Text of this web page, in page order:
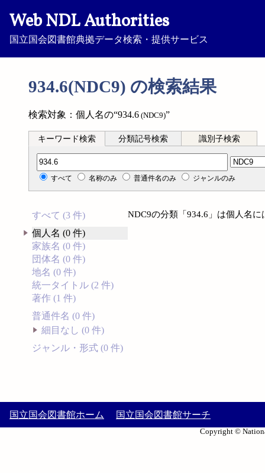
Web NDL Authorities
国立国会図書館典拠データ検索・提供サービス
934.6(NDC9) の検索結果
検索対象：個人名の“934.6 (NDC9)”
キーワード検索 分類記号検索 識別子検索
分類記号検索
すべて 名称のみ 普通件名のみ ジャンルのみ
すべて (3 件)
個人名 (0 件)
家族名 (0 件)
団体名 (0 件)
地名 (0 件)
統一タイトル (2 件)
著作 (1 件)
普通件名 (0 件)
細目なし (0 件)
ジャンル・形式 (0 件)
NDC9の分類「934.6」は個人名
国立国会図書館ホーム 国立国会図書館サーチ
Copyright ©